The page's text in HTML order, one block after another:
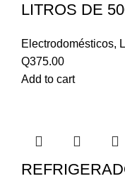
LITROS DE
Electrodomésticos,
Q375.00
Add to cart